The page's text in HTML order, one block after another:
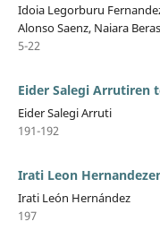
Idoia Legorburu
Alonso Saenz, Naiara
5-22
Eider Salegi Arrutiren
Eider Salegi Arruti
191-192
Irati Leon
Irati León Hernández
197